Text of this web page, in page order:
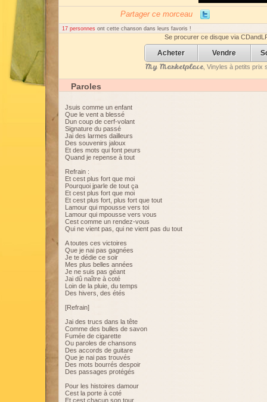
Partager ce morceau
17 personnes ont cette chanson dans leurs favoris !
Se procurer ce disque via
Acheter Vendre
My Marketplace, Vinyles à petits prix
Paroles
Jsuis comme un enfant
Que le vent a blessé
Dun coup de cerf-volant
Signature du passé
Jai des larmes dailleurs
Des souvenirs jaloux
Et des mots qui font peurs
Quand je repense à tout
Refrain :
Et cest plus fort que moi
Pourquoi jparle de tout ça
Et cest plus fort que moi
Et cest plus fort, plus fort que tout
Lamour qui mpousse vers toi
Lamour qui mpousse vers vous
Cest comme un rendez-vous
Qui ne vient pas, qui ne vient pas du tout
A toutes ces victoires
Que je nai pas gagnées
Je te dédie ce soir
Mes plus belles années
Je ne suis pas géant
Jai dû naître à coté
Loin de la pluie, du temps
Des hivers, des étés
[Refrain]
Jai des trucs dans la tête
Comme des bulles de savon
Fumée de cigarette
Ou paroles de chansons
Des accords de guitare
Que je nai pas trouvés
Des mots bourrés despoir
Des passages protégés
Pour les histoires damour
Cest la porte à coté
Et cest chacun son tour